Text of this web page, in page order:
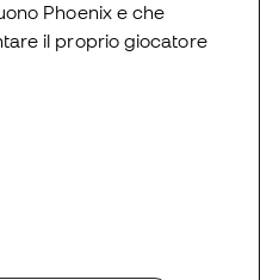
Phoenix e che
il proprio giocatore